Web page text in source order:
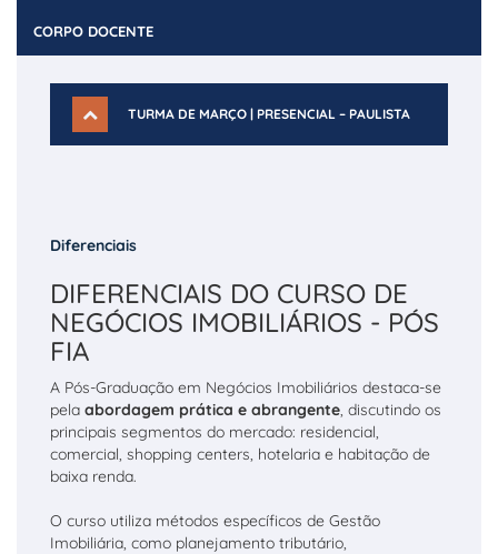
CORPO DOCENTE
TURMA DE MARÇO | PRESENCIAL – PAULISTA
Diferenciais
DIFERENCIAIS DO CURSO DE
NEGÓCIOS IMOBILIÁRIOS - PÓS
FIA
A Pós-Graduação em Negócios Imobiliários destaca-se
pela abordagem prática e abrangente, discutindo os
principais segmentos do mercado: residencial,
comercial, shopping centers, hotelaria e habitação de
baixa renda.
O curso utiliza métodos específicos de Gestão
Imobiliária, como planejamento tributário,